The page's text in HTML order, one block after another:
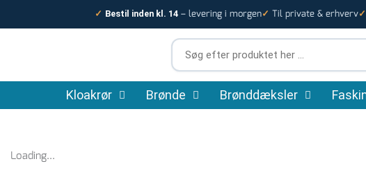
til
✓ Bestil inden kl. 14 – levering i morgen✓ Til private & erhverv✓
Søg
efter
produktet
her
…
Kloakrør Brønde Brønddæksler
Loading...